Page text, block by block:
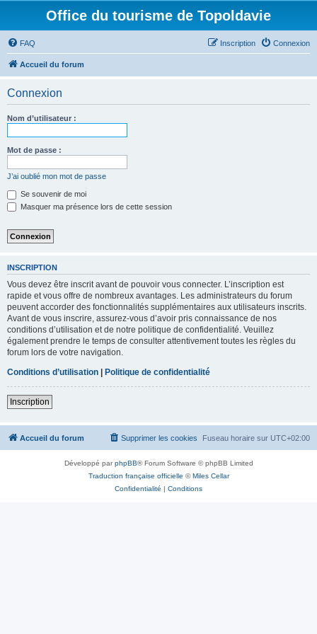
Office du tourisme de Topoldavie
FAQ Connexion
Inscription
Accueil du forum
Connexion
Nom d’utilisateur :
Mot de passe :
J’ai oublié mon mot de passe
Se souvenir de moi
Masquer ma présence lors de cette session
INSCRIPTION
Vous devez être inscrit avant de pouvoir vous connecter. L’inscription est
rapide et vous offre de nombreux avantages. Les administrateurs du forum
peuvent accorder des fonctionnalités supplémentaires aux utilisateurs inscrits.
Avant de vous inscrire, assurez-vous d’avoir pris connaissance de nos
conditions d’utilisation et de notre politique de confidentialité. Veuillez
également prendre le temps de consulter attentivement toutes les règles du
forum lors de votre navigation.
Conditions d’utilisation | Politique de confidentialité
Inscription
Accueil du forum Fuseau horaire sur UTC+02:00
Supprimer les cookies
Développé parphpBB® Forum Software © phpBB Limited
Traduction française officielle ©Miles Cellar
Confidentialité | Conditions